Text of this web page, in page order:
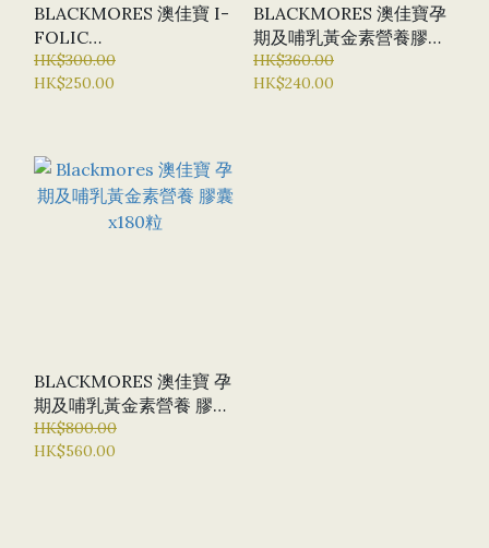
BLACKMORES 澳佳寶 I-
FOLIC
PRECONCEPTION &
PREGNANCY 碘加葉酸營
HK$300.00
HK$250.00
BLACKMORES 澳佳寶孕
期及哺乳黃金素營養膠囊
60粒
HK$360.00
HK$240.00
BLACKMORES 澳佳寶 孕
期及哺乳黃金素營養 膠囊
X180粒
HK$800.00
HK$560.00